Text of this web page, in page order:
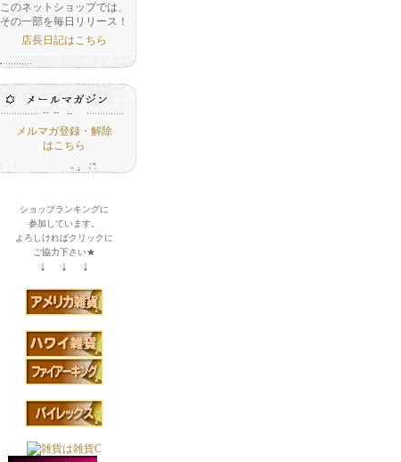
このネットショップでは、
その一部を毎日リリース！
店長日記はこちら
メルマガ登録・解除
はこちら
ショップランキングに
参加しています。
よろしければクリックに
ご協力下さい★
↓ ↓ ↓